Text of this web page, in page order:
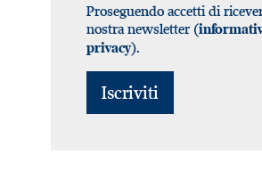
Proseguendo accetti di
nostra newsletter (
privacy).